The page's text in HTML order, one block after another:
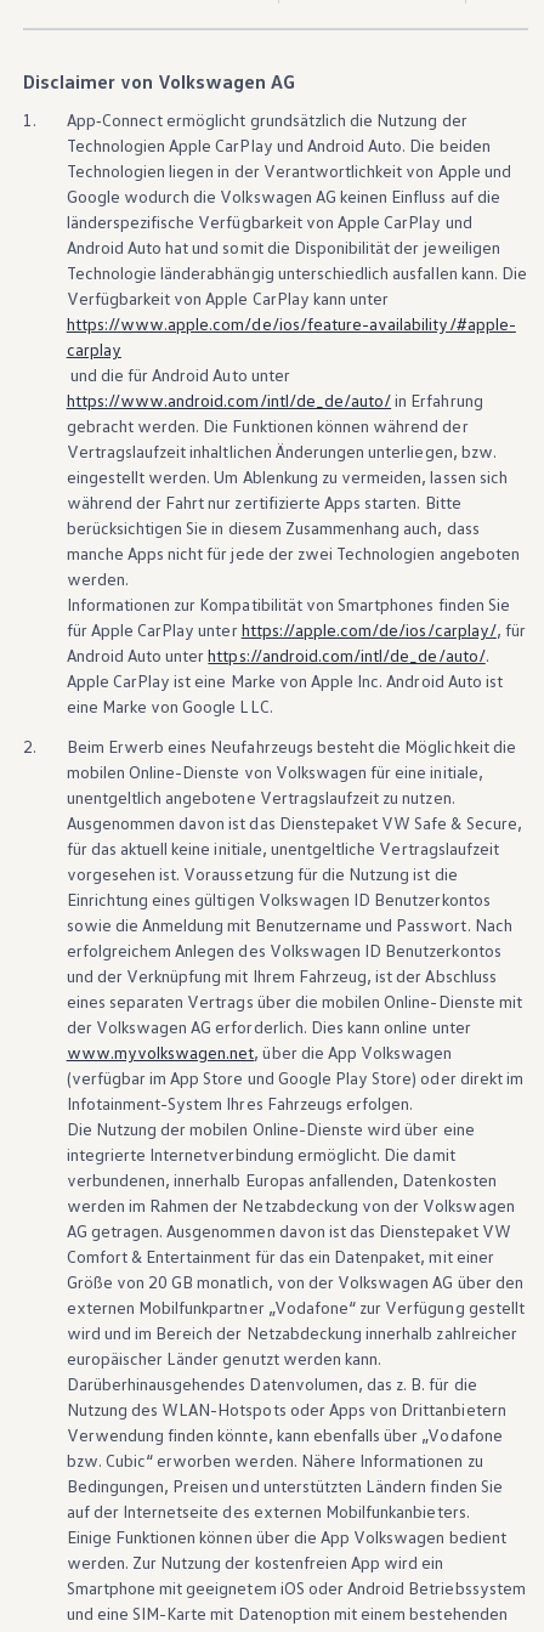
Vorgängermodelle
Volkswagen Kundenbetreuung
Warn- und Kontrollleuchten
Assistenzsysteme
Digitale Betriebsanleitung
Live Beratung
Magazin
Lifestyle
Transport
Familie
Elektromobilität
Volkswagen R
Pannen- und Unfallhilfe
Volkswagen Kundenbetreuung
Disclaimer von Volkswagen AG
1. App‑Connectermöglicht grundsätzlich die Nutzung der
Technologien Apple CarPlay und Android Auto. Die beiden
Technologien liegen in der Verantwortlichkeit von Apple und
Google wodurch die Volkswagen AG keinen Einfluss auf die
länderspezifische Verfügbarkeit von Apple CarPlay und
Android Auto hat und somit die Disponibilität der jeweiligen
Technologie länderabhängig unterschiedlich ausfallen kann. Die
Verfügbarkeit von Apple CarPlay kann unter
https://www.apple.com/de/ios/feature-availability/#apple-
carplay
und die fürAndroid Auto unter
https://www.android.com/intl/de_de/auto/in Erfahrung
gebracht werden. Die Funktionen können während der
Vertragslaufzeit inhaltlichen Änderungen unterliegen, bzw.
eingestellt werden. Um Ablenkung zu vermeiden, lassen sich
während der Fahrt nur zertifizierte Apps starten. Bitte
berücksichtigen Sie in diesem Zusammenhang auch, dass
manche Apps nicht für jede der zwei Technologien angeboten
werden.
Informationen zur Kompatibilität von Smartphones finden Sie
für Apple CarPlay unterhttps://apple.com/de/ios/carplay/, für
Android Auto unterhttps://android.com/intl/de_de/auto/.
Apple CarPlay ist eine Marke von Apple Inc. Android Auto ist
eine Marke von Google LLC.
2.
Beim Erwerb eines Neufahrzeugs besteht die Möglichkeit die
mobilen Online-Dienste von Volkswagen für eine initiale,
unentgeltlich angebotene Vertragslaufzeit zu nutzen.
Ausgenommen davon ist das Dienstepaket VW Safe & Secure,
für das aktuell keine initiale, unentgeltliche Vertragslaufzeit
vorgesehen ist. Voraussetzung für die Nutzung ist die
Einrichtung eines gültigen Volkswagen ID Benutzerkontos
sowie die Anmeldung mit Benutzername und Passwort. Nach
erfolgreichem Anlegen des Volkswagen ID Benutzerkontos
und der Verknüpfung mit Ihrem Fahrzeug, ist der Abschluss
eines separaten Vertrags über die mobilen Online-Dienste mit
der Volkswagen AG erforderlich. Dies kann online unter
www.myvolkswagen.net, über die App Volkswagen
(verfügbar im App Store und Google Play Store) oder direkt im
Infotainment-System Ihres Fahrzeugs erfolgen.
Die Nutzung der mobilen Online-Dienste wird über eine
integrierte Internetverbindung ermöglicht. Die damit
verbundenen, innerhalb Europas anfallenden, Datenkosten
werden im Rahmen der Netzabdeckung von der Volkswagen
AG getragen. Ausgenommen davon ist das Dienstepaket VW
Comfort & Entertainment für das ein Datenpaket, mit einer
Größe von 20 GB monatlich, von der Volkswagen AG über den
externen Mobilfunkpartner „Vodafone“ zur Verfügung gestellt
wird und im Bereich der Netzabdeckung innerhalb zahlreicher
europäischer Länder genutzt werden kann.
Darüberhinausgehendes Datenvolumen, das z. B. für die
Nutzung des WLAN-Hotspots oder Apps von Drittanbietern
Verwendung finden könnte, kann ebenfalls über „Vodafone
bzw. Cubic“ erworben werden. Nähere Informationen zu
Bedingungen, Preisen und unterstützten Ländern finden Sie
auf der Internetseite des externen Mobilfunkanbieters.
Einige Funktionen können über die App Volkswagen bedient
werden. Zur Nutzung der kostenfreien App wird ein
Smartphone mit geeignetem iOS oderAndroid Betriebssystem
und eine SIM-Karte mit Datenoption mit einem bestehenden